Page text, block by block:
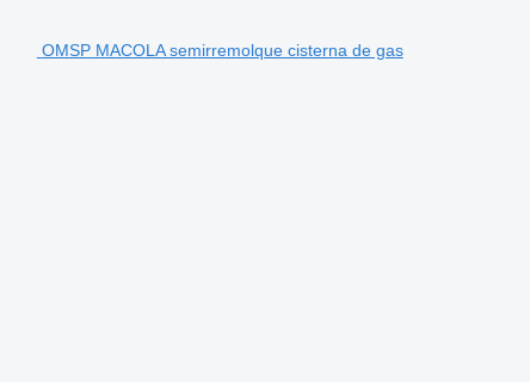
OMSP MACOLA semirremolque cisterna de gas